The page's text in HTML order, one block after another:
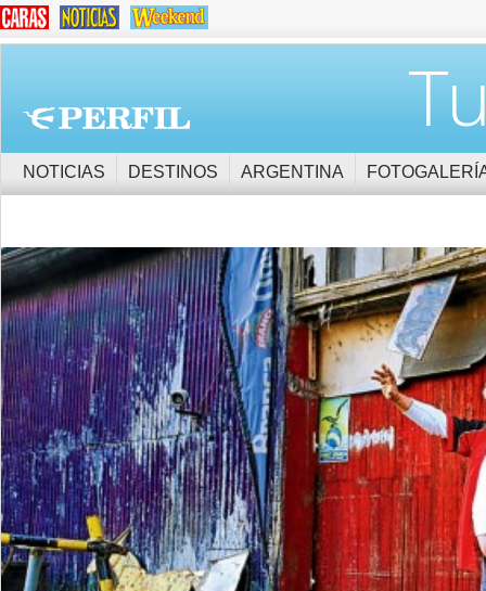
NOTICIAS DESTINOS ARGENTINA